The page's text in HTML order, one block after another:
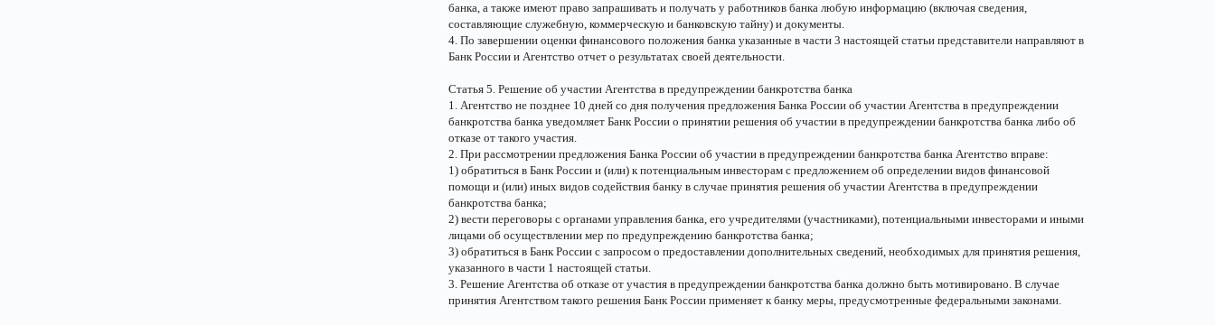
банка, а также имеют право запрашивать и получать у работников банка любую информацию (включая сведения,
составляющие служебную, коммерческую и банковскую тайну) и документы.
4. По завершении оценки финансового положения банка указанные в части 3 настоящей статьи представители направляют в
Банк России и Агентство отчет о результатах своей деятельности.
Статья 5. Решение об участии Агентства в предупреждении банкротства банка
1. Агентство не позднее 10 дней со дня получения предложения Банка России об участии Агентства в предупреждении
банкротства банка уведомляет Банк России о принятии решения об участии в предупреждении банкротства банка либо об
отказе от такого участия.
2. При рассмотрении предложения Банка России об участии в предупреждении банкротства банка Агентство вправе:
1) обратиться в Банк России и (или) к потенциальным инвесторам с предложением об определении видов финансовой
помощи и (или) иных видов содействия банку в случае принятия решения об участии Агентства в предупреждении
банкротства банка;
2) вести переговоры с органами управления банка, его учредителями (участниками), потенциальными инвесторами и иными
лицами об осуществлении мер по предупреждению банкротства банка;
3) обратиться в Банк России с запросом о предоставлении дополнительных сведений, необходимых для принятия решения,
указанного в части 1 настоящей статьи.
3. Решение Агентства об отказе от участия в предупреждении банкротства банка должно быть мотивировано. В случае
принятия Агентством такого решения Банк России применяет к банку меры, предусмотренные федеральными законами.